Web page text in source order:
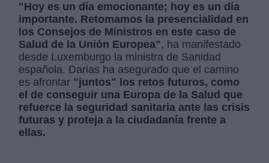
"Hoy es un día emocionante; hoy es un día
importante. Retomamos la presencialidad en
los Consejos de Ministros en este caso de
Salud de la Unión Europea" , ha manifestado
desde Luxemburgo la ministra de Sanidad
española. Darias ha asegurado que el camino
es afrontar "juntos" los retos futuros, como
el de conseguir una Europa de la Salud que
refuerce la seguridad sanitaria ante las crisis
futuras y proteja a la ciudadanía frente a
ellas.